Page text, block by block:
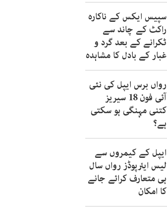
سپیس ایکس کے ناکارہ
راکٹ کے چاند سے
ٹکرانے کے بعد گرد و
غبار کے بادل کا مشاہدہ
رواں برس ایپل کی نئی
آئی فون 18 سیریز
کتنی مہنگی ہو سکتی
ہے؟
ایپل کے کیمروں سے
لیس ایئرپوڈز رواں سال
ہی متعارف کرائے جانے
کا امکان